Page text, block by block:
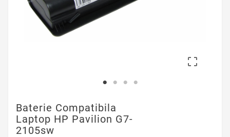

Baterie Compatibila
Laptop HP Pavilion G7-
2105sw